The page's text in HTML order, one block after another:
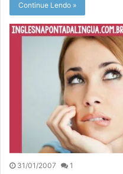
Continue Lendo »
31/01/2007 1